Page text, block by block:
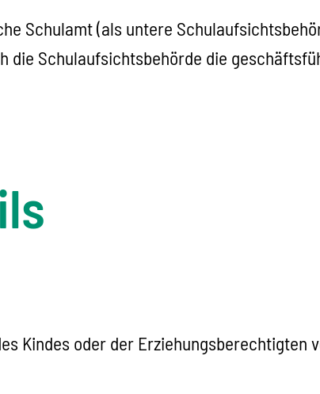
Schulamt (als untere
Schulaufsichtsbehörde die
Kindes oder der Erziehungsberechtigten